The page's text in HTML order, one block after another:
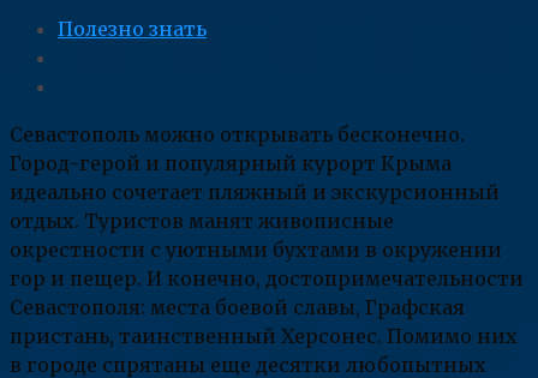
Полезно знать
Севастополь можно открывать бесконечно.
Город-герой и популярный курорт Крыма
идеально сочетает пляжный и экскурсионный
отдых. Туристов манят живописные
окрестности с уютными бухтами в окружении
гор и пещер. И конечно, достопримечательности
Севастополя: места боевой славы, Графская
пристань, таинственный Херсонес. Помимо них
в городе спрятаны еще десятки любопытных